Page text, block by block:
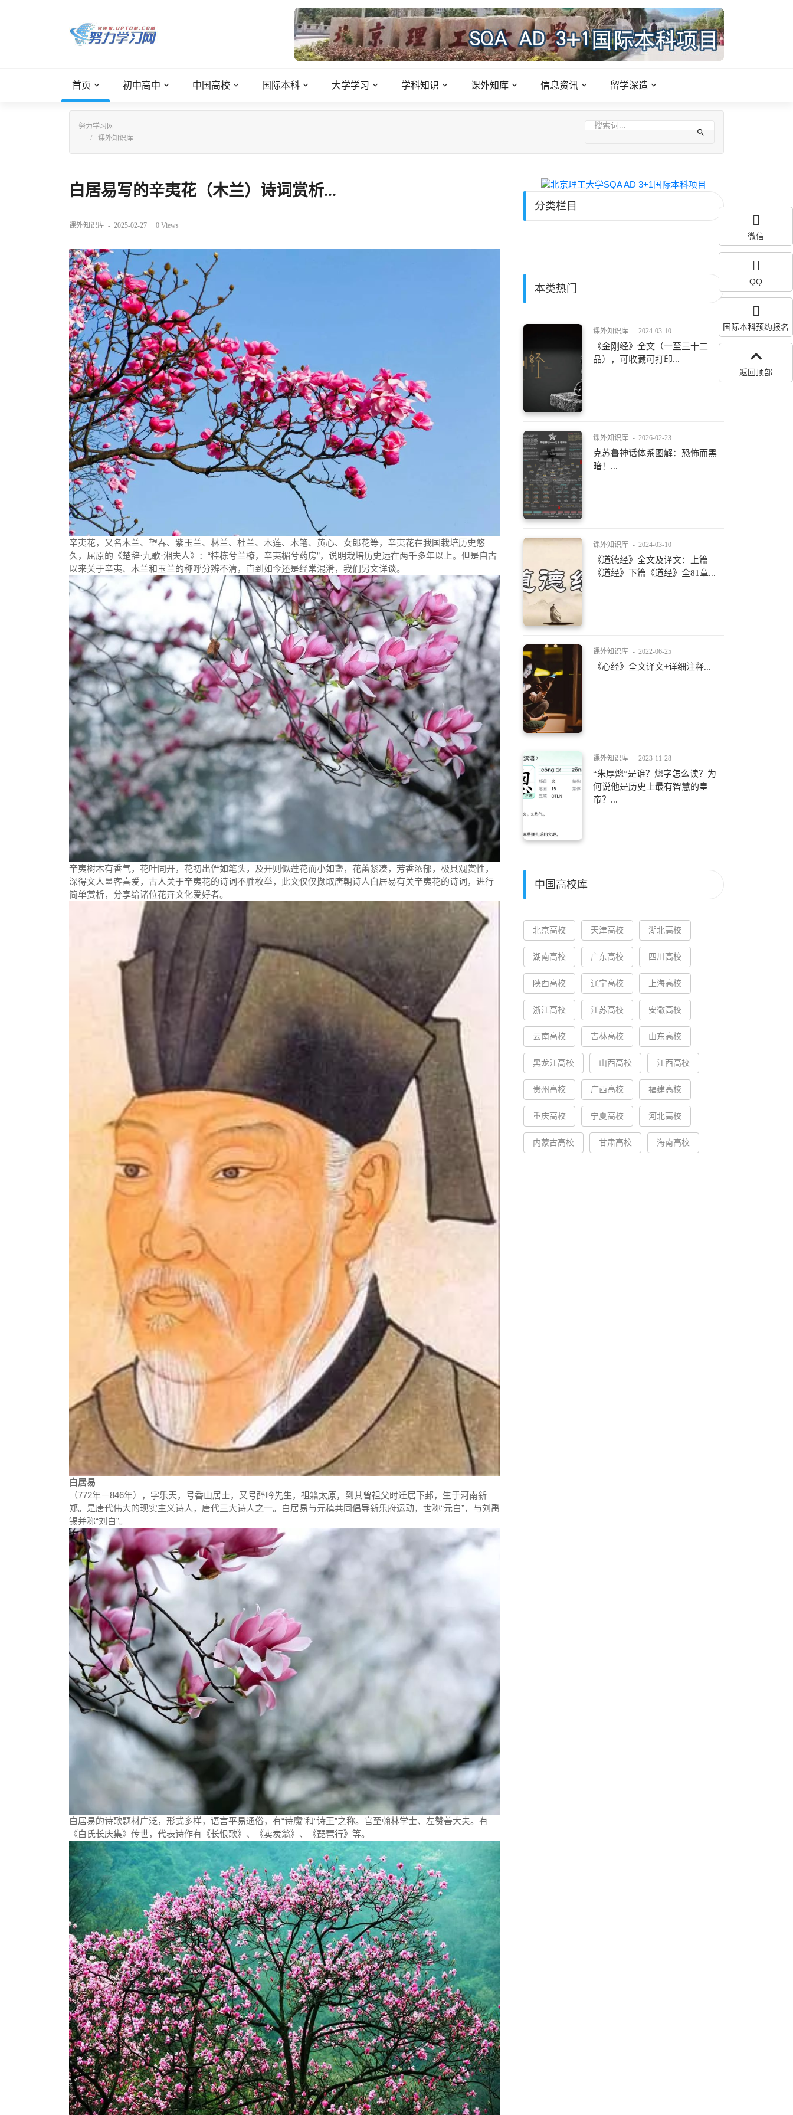
首页 初中高中 中国高校 国际本科 大学学习 学科知识 课外知库 信息资讯 留学深造
努力学习网
课外知识库
白居易写的辛夷花（木兰）诗词赏析...
课外知识库 - 2025-02-27 0 Views
辛夷花，又名木兰、望春、紫玉兰、林兰、杜兰、木莲、木笔、黄心、女郎花等，辛夷花在我国栽培历史悠
久，屈原的《楚辞·九歌·湘夫人》：“桂栋兮兰橑，辛夷楣兮药房”，说明栽培历史远在两千多年以上。但是自古
以来关于辛夷、木兰和玉兰的称呼分辨不清，直到如今还是经常混淆，我们另文详谈。
辛夷树木有香气，花叶同开，花初出俨如笔头，及开则似莲花而小如盏，花蕾紧凑，芳香浓郁，极具观赏性，
深得文人墨客喜爱，古人关于辛夷花的诗词不胜枚举，此文仅仅撷取唐朝诗人白居易有关辛夷花的诗词，进行
简单赏析，分享给诸位花卉文化爱好者。
白居易
（772年－846年），字乐天，号香山居士，又号醉吟先生，祖籍太原，到其曾祖父时迁居下邽，生于河南新
郑。是唐代伟大的现实主义诗人，唐代三大诗人之一。白居易与元稹共同倡导新乐府运动，世称“元白”，与刘禹
锡并称“刘白”。
白居易的诗歌题材广泛，形式多样，语言平易通俗，有“诗魔”和“诗王”之称。官至翰林学士、左赞善大夫。有
《白氏长庆集》传世，代表诗作有《长恨歌》、《卖炭翁》、《琵琶行》等。
分类栏目
本类热门
课外知识库 - 2024-03-10
《金刚经》全文（一至三十二
品），可收藏可打印...
课外知识库 - 2026-02-23
克苏鲁神话体系图解：恐怖而黑
暗！...
课外知识库 - 2024-03-10
《道德经》全文及译文：上篇
《道经》下篇《道经》全81章...
课外知识库 - 2022-06-25
《心经》全文译文+详细注释...
课外知识库 - 2023-11-28
“朱厚熜”是谁？熜字怎么读？为
何说他是历史上最有智慧的皇
帝？...
中国高校库
北京高校 天津高校 湖北高校
湖南高校 广东高校 四川高校
陕西高校 辽宁高校 上海高校
浙江高校 江苏高校 安徽高校
云南高校 吉林高校 山东高校
黑龙江高校 山西高校 江西高校
贵州高校 广西高校 福建高校
重庆高校 宁夏高校 河北高校
内蒙古高校 甘肃高校 海南高校
微信
QQ
国际本科预约报名
返回顶部